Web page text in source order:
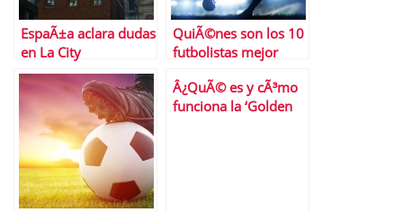
EspaÃ±a aclara dudas
en La City
QuiÃ©nes son los 10
futbolistas mejor
Â¿QuÃ© es y cÃ³mo
funciona la ‘Golden